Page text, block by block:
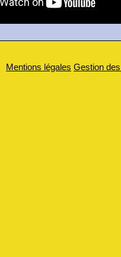
Mentions légales Gestion